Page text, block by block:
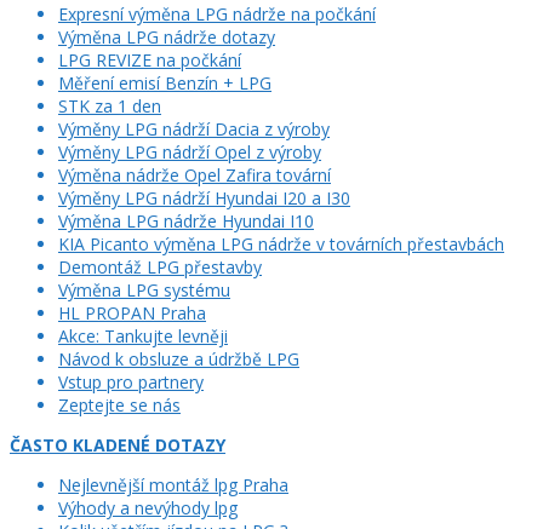
Expresní výměna LPG nádrže na počkání
Výměna LPG nádrže dotazy
LPG REVIZE na počkání
Měření emisí Benzín + LPG
STK za 1 den
Výměny LPG nádrží Dacia z výroby
Výměny LPG nádrží Opel z výroby
Výměna nádrže Opel Zafira tovární
Výměny LPG nádrží Hyundai I20 a I30
Výměna LPG nádrže Hyundai I10
KIA Picanto výměna LPG nádrže v továrních přestavbách
Demontáž LPG přestavby
Výměna LPG systému
HL PROPAN Praha
Akce: Tankujte levněji
Návod k obsluze a údržbě LPG
Vstup pro partnery
Zeptejte se nás
ČASTO KLADENÉ DOTAZY
Nejlevnější montáž lpg Praha
Výhody a nevýhody lpg